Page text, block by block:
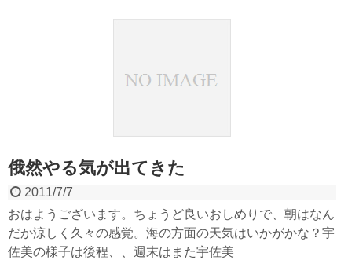
俄然やる気が出てきた
2011/7/7
おはようございます。ちょうど良いおしめりで、朝はなん
だか涼しく久々の感覚。海の方面の天気はいかがかな？宇
佐美の様子は後程、、週末はまた宇佐美